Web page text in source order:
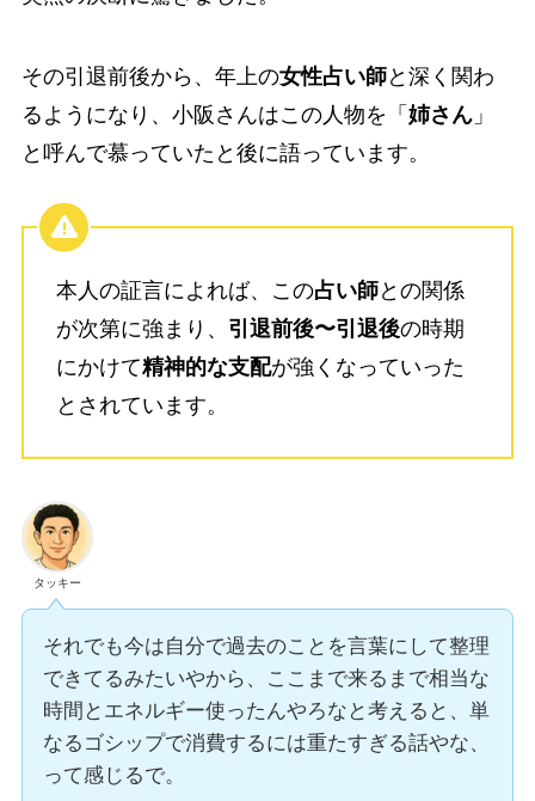
その引退前後から、年上の女性占い師と深く関わ
るようになり、小阪さんはこの人物を「 姉さん」
と呼んで慕っていたと後に語っています。
本人の証言によれば、この占い師との関係
が次第に強まり、 引退前後〜引退後の時期
にかけて精神的な支配が強くなっていった
とされています。
タッキー
それでも今は自分で過去のことを言葉にして整理
できてるみたいやから、ここまで来るまで相当な
時間とエネルギー使ったんやろなと考えると、単
なるゴシップで消費するには重たすぎる話やな、
って感じるで。